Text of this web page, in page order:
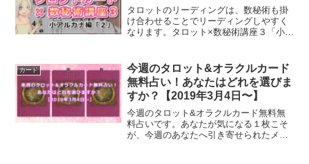
タロットのリーディングは、数秘術も掛
け合わせることでリーディングしやすく
なります。タロット×数秘術講座３「小ア
カード
今週のタロット&オラクルカード
無料占い！あなたはどれを選びま
すか？【2019年3月4日〜】
今週のタロット&オラクルカード無料無
料占いです。あなたが気になる１枚こそ
が、今週のあなたへ引き寄せられたメッ